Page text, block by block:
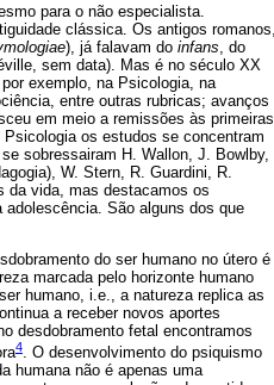
para o não especialista.
clássica. Os antigos romanos,
), já falavam do infans , do
sem data). Mas é no século XX
exemplo, na Psicologia, na
entre outras rubricas; avanços
em meio a remissões às primeiras
os estudos se concentram
sobressairam H. Wallon, J. Bowlby,
W. Stern, R. Guardini, R.
da vida, mas destacamos os
São alguns dos que
do ser humano no útero é
marcada pelo horizonte humano
humano, i.e., a natureza replica as
a receber novos aportes
desdobramento fetal encontramos
4. O desenvolvimento do psiquismo
humana não é apenas uma